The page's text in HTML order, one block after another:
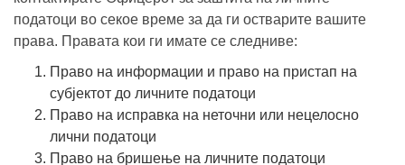
податоци во секое време за да ги остварите вашите
права. Правата кои ги имате се следниве:
Право на информации и право на пристап на
субјектот до личните податоци
Право на исправка на неточни или нецелосно
лични податоци
Право на бришење на личните податоци